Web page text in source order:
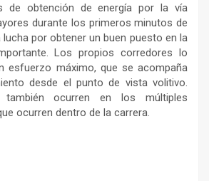
de obtención de energía por la vía
durante los primeros minutos de
lucha por obtener un buen puesto en la
Los propios corredores lo
esfuerzo máximo, que se acompaña
desde el punto de vista volitivo.
también ocurren en los múltiples
ocurren dentro de la carrera.